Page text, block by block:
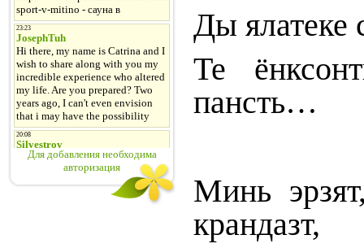
Для добавления необходима
авторизация
Ды ялатеке
Те
пансть…
Минь
крандазт,